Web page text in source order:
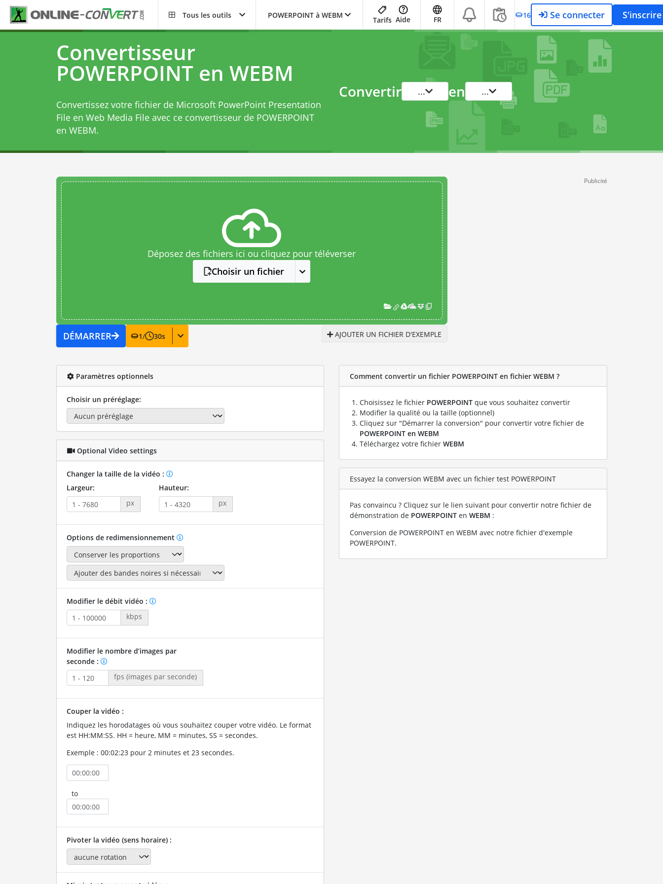
Tous les outils POWERPOINT à WEBM
Tarifs Aide FR 16 Se connecter S'inscrire
Convertisseur
POWERPOINT en WEBM
Convertissez votre fichier de Microsoft PowerPoint Presentation
File en Web Media File avec ce convertisseur de POWERPOINT
en WEBM.
Convertir ... en ...
Déposez des fichiers ici ou cliquez pour téléverser
Choisir un fichier
DÉMARRER 1/ 30s AJOUTER UN FICHIER D'EXEMPLE
Publicité
Paramètres optionnels
Choisir un préréglage:
Optional Video settings
Changer la taille de la vidéo :
Largeur:
px
Hauteur:
px
Options de redimensionnement
Modifier le débit vidéo :
kbps
Modifier le nombre d’images par
seconde :
fps (images par seconde)
Couper la vidéo :
Indiquez les horodatages où vous souhaitez couper votre vidéo. Le format
est HH:MM:SS. HH = heure, MM = minutes, SS = secondes.
Exemple : 00:02:23 pour 2 minutes et 23 secondes.
to
Pivoter la vidéo (sens horaire) :
Comment convertir un fichier POWERPOINT en fichier WEBM ?
Choisissez le fichier POWERPOINT que vous souhaitez convertir
Modifier la qualité ou la taille (optionnel)
Cliquez sur "Démarrer la conversion" pour convertir votre fichier de
POWERPOINT en WEBM
Téléchargez votre fichier WEBM
Essayez la conversion WEBM avec un fichier test POWERPOINT
Pas convaincu ? Cliquez sur le lien suivant pour convertir notre fichier de
démonstration de POWERPOINT en WEBM :
Conversion de POWERPOINT en WEBM avec notre fichier d'exemple
POWERPOINT.